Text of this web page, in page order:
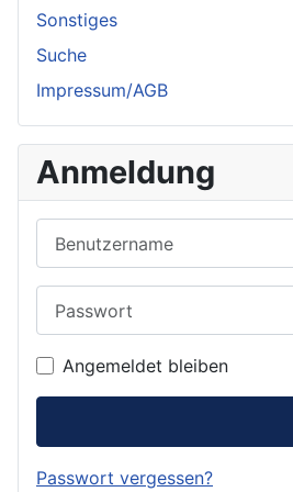
Sonstiges
Suche
Impressum/AGB
Anmeldung
Angemeldet bleiben
Passwort vergessen?